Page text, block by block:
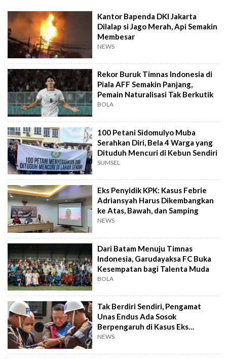
Kantor Bapenda DKI Jakarta
Dilalap si Jago Merah, Api Semakin
Membesar
NEWS
Rekor Buruk Timnas Indonesia di
Piala AFF Semakin Panjang,
Pemain Naturalisasi Tak Berkutik
BOLA
100 Petani Sidomulyo Muba
Serahkan Diri, Bela 4 Warga yang
Dituduh Mencuri di Kebun Sendiri
SUMSEL
Eks Penyidik KPK: Kasus Febrie
Adriansyah Harus Dikembangkan
ke Atas, Bawah, dan Samping
NEWS
Dari Batam Menuju Timnas
Indonesia, Garudayaksa FC Buka
Kesempatan bagi Talenta Muda
BOLA
Tak Berdiri Sendiri, Pengamat
Unas Endus Ada Sosok
Berpengaruh di Kasus Eks
Jampidsus
NEWS